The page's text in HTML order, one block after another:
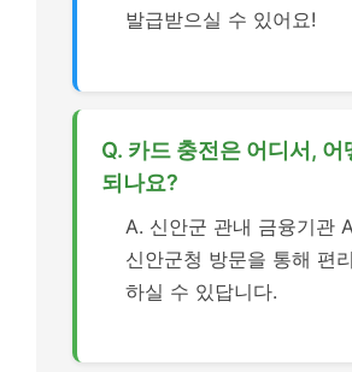
발급받으실 수 있어요!
Q. 카드 충전은 어디서, 어
되나요?
A. 신안군 관내 금융기관
신안군청 방문을 통해 편
하실 수 있답니다.